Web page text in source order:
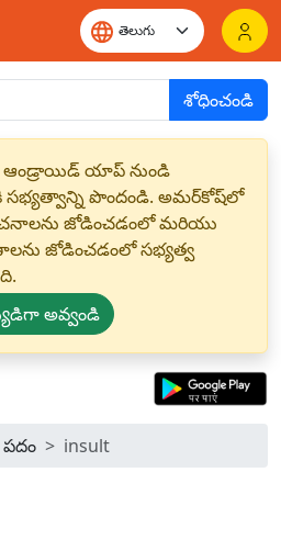
శోధించండి
యాప్ నుండి
సభ్యత్వాన్ని పొందండి. అమర్‌కోష్‌లో
జోడించడంలో మరియు
జోడించడంలో సభ్యత్వ
అవ్వండి
పదం insult